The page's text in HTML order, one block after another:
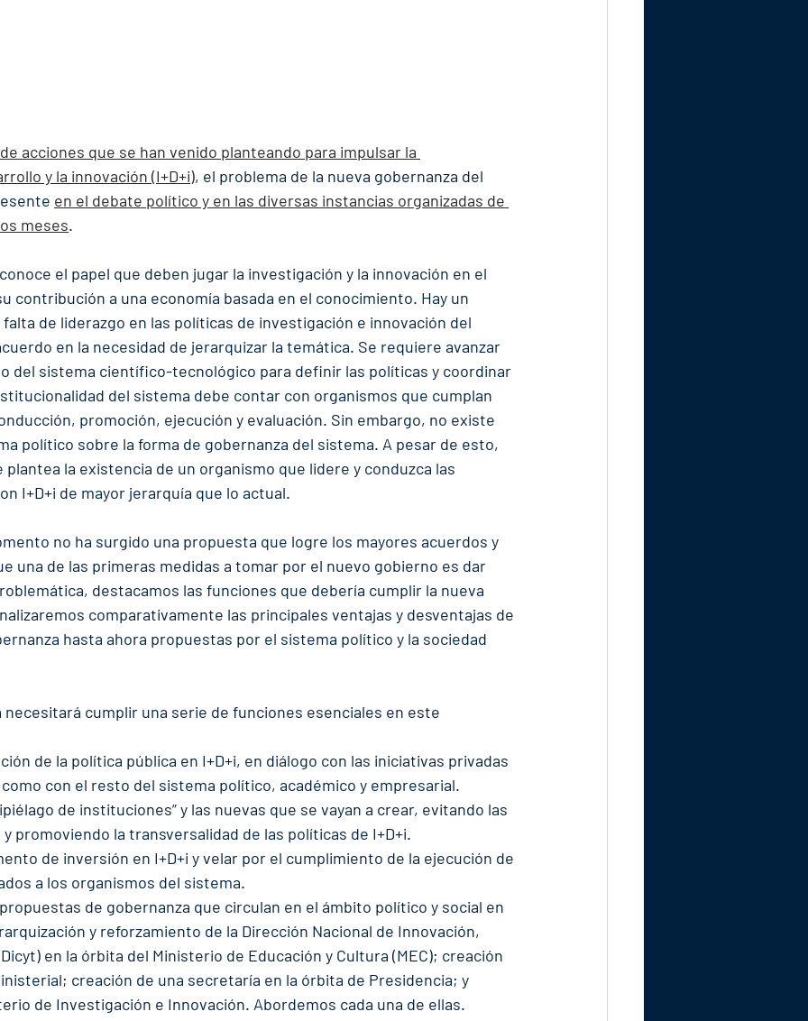
acciones que se han venido planteando para impulsar la
y la innovación (I+D+i), el problema de la nueva gobernanza del
en el debate político y en las diversas instancias organizadas de
meses.
el papel que deben jugar la investigación y la innovación en el
contribución a una economía basada en el conocimiento. Hay un
de liderazgo en las políticas de investigación e innovación del
en la necesidad de jerarquizar la temática. Se requiere avanzar
del sistema científico-tecnológico para definir las políticas y coordinar
del sistema debe contar con organismos que cumplan
promoción, ejecución y evaluación. Sin embargo, no existe
político sobre la forma de gobernanza del sistema. A pesar de esto,
la existencia de un organismo que lidere y conduzca las
I+D+i de mayor jerarquía que lo actual.
no ha surgido una propuesta que logre los mayores acuerdos y
una de las primeras medidas a tomar por el nuevo gobierno es dar
destacamos las funciones que debería cumplir la nueva
comparativamente las principales ventajas y desventajas de
hasta ahora propuestas por el sistema político y la sociedad
necesitará cumplir una serie de funciones esenciales en este
de la política pública en I+D+i, en diálogo con las iniciativas privadas
con el resto del sistema político, académico y empresarial.
de instituciones” y las nuevas que se vayan a crear, evitando las
promoviendo la transversalidad de las políticas de I+D+i.
de inversión en I+D+i y velar por el cumplimiento de la ejecución de
a los organismos del sistema.
de gobernanza que circulan en el ámbito político y social en
y reforzamiento de la Dirección Nacional de Innovación,
en la órbita del Ministerio de Educación y Cultura (MEC); creación
creación de una secretaría en la órbita de Presidencia; y
de Investigación e Innovación. Abordemos cada una de ellas.